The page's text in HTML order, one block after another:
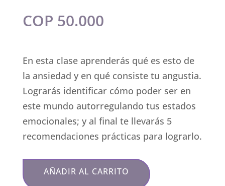
COP 50.000
En esta clase aprenderás qué es esto de
la ansiedad y en qué consiste tu angustia.
Lograrás identificar cómo poder ser en
este mundo autorregulando tus estados
emocionales; y al final te llevarás 5
recomendaciones prácticas para lograrlo.
AÑADIR AL CARRITO